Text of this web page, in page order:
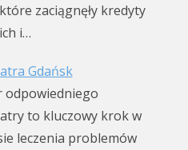
zaciągnęły kredyty
i…
Gdańsk
odpowiedniego
to kluczowy krok w
leczenia problemów